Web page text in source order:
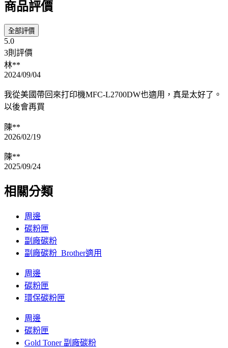
商品評價
全部評價
5.0
3則評價
林**
2024/09/04
我從美國帶回來打印機MFC-L2700DW也適用，真是太好了。
以後會再買
陳**
2026/02/19
陳**
2025/09/24
相關分類
周邊
碳粉匣
副廠碳粉
副廠碳粉_Brother適用
周邊
碳粉匣
環保碳粉匣
周邊
碳粉匣
Gold Toner 副廠碳粉